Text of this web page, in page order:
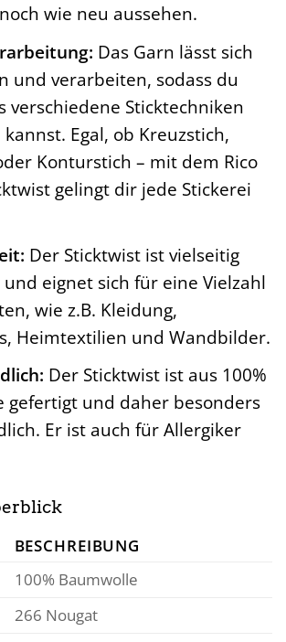
wie neu aussehen.
Das Garn lässt sich
und verarbeiten, sodass du
verschiedene Sticktechniken
Egal, ob Kreuzstich,
Konturstich – mit dem Rico
gelingt dir jede Stickerei
Der Sticktwist ist vielseitig
eignet sich für eine Vielzahl
wie z.B. Kleidung,
Heimtextilien und Wandbilder.
Der Sticktwist ist aus 100%
gefertigt und daher besonders
Er ist auch für Allergiker
BESCHREIBUNG
100% Baumwolle
266 Nougat